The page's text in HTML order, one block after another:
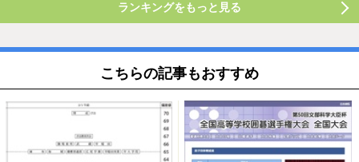
ランキングをもっと見る
こちらの記事もおすすめ